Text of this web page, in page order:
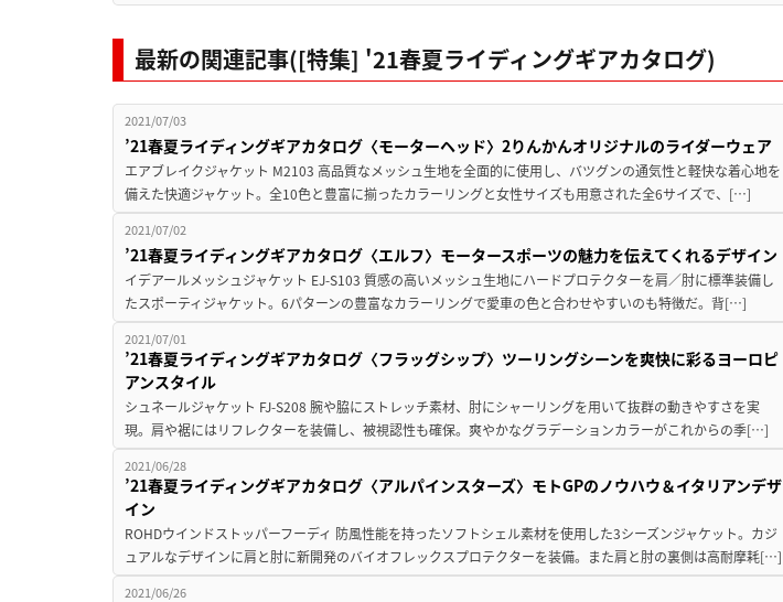
最新の関連記事([特集] '21春夏ライディングギアカタログ)
2021/07/03
’21春夏ライディングギアカタログ〈モーターヘッド〉2りんかんオリジナルのライダーウェア
エアブレイクジャケット M2103 高品質なメッシュ生地を全面的に使用し、バツグンの通気性と軽快な着心地を
備えた快適ジャケット。全10色と豊富に揃ったカラーリングと女性サイズも用意された全6サイズで、[…]
2021/07/02
’21春夏ライディングギアカタログ〈エルフ〉モータースポーツの魅力を伝えてくれるデザイン
イデアールメッシュジャケット EJ-S103 質感の高いメッシュ生地にハードプロテクターを肩／肘に標準装備し
たスポーティジャケット。6パターンの豊富なカラーリングで愛車の色と合わせやすいのも特徴だ。背[…]
2021/07/01
’21春夏ライディングギアカタログ〈フラッグシップ〉ツーリングシーンを爽快に彩るヨーロピ
アンスタイル
シュネールジャケット FJ-S208 腕や脇にストレッチ素材、肘にシャーリングを用いて抜群の動きやすさを実
現。肩や裾にはリフレクターを装備し、被視認性も確保。爽やかなグラデーションカラーがこれからの季[…]
2021/06/28
’21春夏ライディングギアカタログ〈アルパインスターズ〉モトGPのノウハウ＆イタリアンデザ
イン
ROHDウインドストッパーフーディ 防風性能を持ったソフトシェル素材を使用した3シーズンジャケット。カジ
ュアルなデザインに肩と肘に新開発のバイオフレックスプロテクターを装備。また肩と肘の裏側は高耐摩耗[…]
2021/06/26